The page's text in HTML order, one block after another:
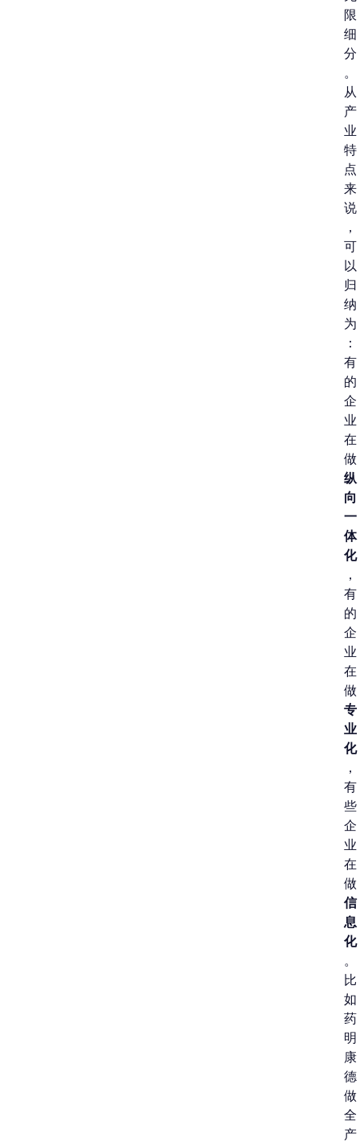
限
细
分
。
从
产
业
特
点
来
说
，
可
以
归
纳
为
：
有
的
企
业
在
做
纵
向
一
体
化
，
有
的
企
业
在
做
专
业
化
，
有
些
企
业
在
做
信
息
化
。
比
如
药
明
康
德
做
全
产